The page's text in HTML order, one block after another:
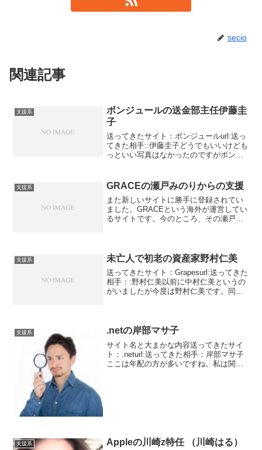
secio
関連記事
支援系
ボンジュールの送金部主任伊藤圭
子
送ってきたサイト：ボンジュールurl:送っ
てきた相手::伊藤圭子どうでもいいけども
っといい写真はなかったのですがボンジ
にお金をくれるのですね。しかも車つ
き！フィットって...
支援系 GRACEの瀬戸みのりからの支援
また新しいサイトに勝手に登録されてい
ました。GRACEという海外が運営してい
るサイトです。今のところ、その瀬戸以
ます。この度、...
支援系 未亡人で初老の資産家野村仁美
送ってきたサイト：Grapesurl:送ってきた
相手：:野村仁美以前に中村仁美というの
がいましたが今度は野村仁美です。同じ
この名前は...
支援系 .netの岸部マサ子
サイト名と大まかな内容送ってきたサイ
ト：.neturl:送ってきた相手：岸部マサ子
ここは年配の方が多いですね。私は関東
支援系 Appleの川崎z特任 （川崎はる）